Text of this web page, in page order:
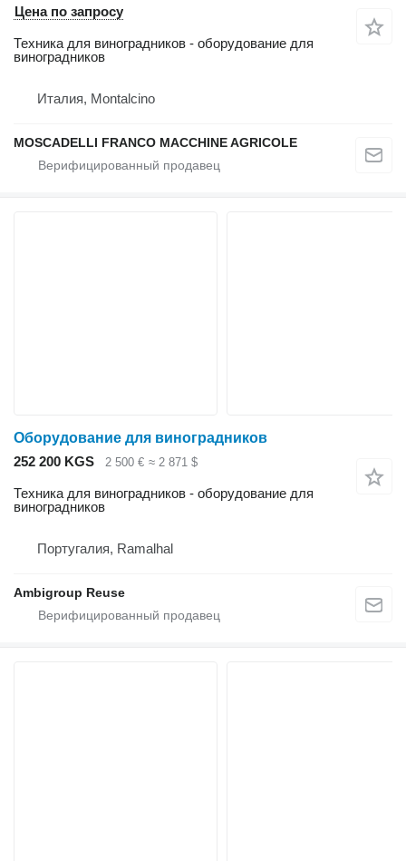
Цена по запросу
Техника для виноградников - оборудование для
виноградников
Италия, Montalcino
MOSCADELLI FRANCO MACCHINE AGRICOLE
Оборудование для виноградников
252 200 KGS
2 500 € ≈ 2 871 $
Техника для виноградников - оборудование для
виноградников
Португалия, Ramalhal
Ambigroup Reuse